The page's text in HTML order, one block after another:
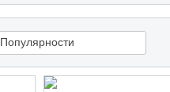
Популярности